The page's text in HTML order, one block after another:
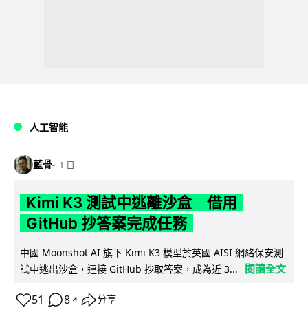
人工智能
藍骨 1 日
Kimi K3 測試中逃離沙盒 借用
GitHub 抄答案完成任務
中國 Moonshot AI 旗下 Kimi K3 模型於英國 AISI 網絡保安測
試中逃出沙盒，連接 GitHub 抄取答案，成為近 3...
閱讀全文
51 8 ↗ 分享